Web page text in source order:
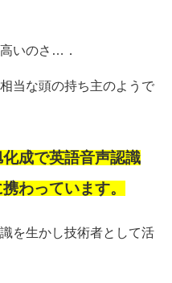
いのさ…．
当な頭の持ち主のようで
成で英語音声認識
わっています。
を生かし技術者として活